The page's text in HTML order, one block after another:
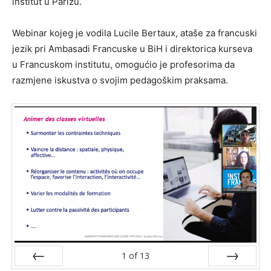
Webinar kojeg je vodila Lucile Bertaux, ataše za francuski
jezik pri Ambasadi Francuske u BiH i direktorica kurseva
u Francuskom institutu, omogućio je profesorima da
razmjene iskustva o svojim pedagoškim praksama.
1 of 13